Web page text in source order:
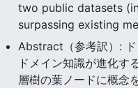
two public datasets
surpassing existing
Abstract（参考訳）: ド
ドメイン知識が進化す
層樹の葉ノードに概念